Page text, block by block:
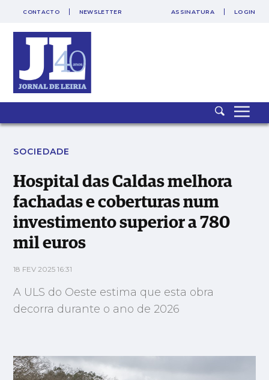
SAIR
CONTACTO NEWSLETTER ASSINATURA LOGIN
Hospital das Caldas melhora fachadas e coberturas num
investimento superior a 780 mil euros
SOCIEDADE
Hospital das Caldas melhora
fachadas e coberturas num
investimento superior a 780
mil euros
18 FEV 2025 16:31
A ULS do Oeste estima que esta obra
decorra durante o ano de 2026